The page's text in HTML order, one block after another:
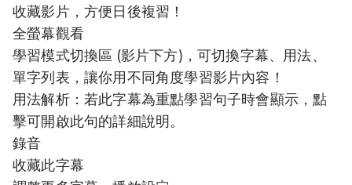
收藏影片，方便日後複習！
全螢幕觀看
學習模式切換區 (影片下方)，可切換字幕、用法、
單字列表，讓你用不同角度學習影片內容！
用法解析：若此字幕為重點學習句子時會顯示，點
擊可開啟此句的詳細說明。
錄音
收藏此字幕